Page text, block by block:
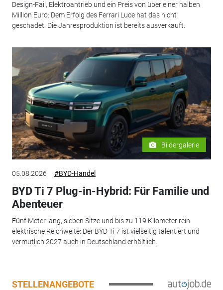
Design-Fail, Elektroantrieb und ein Preis von über einer halben
Million Euro: Dem Erfolg des Ferrari Luce hat das nicht
geschadet. Die Jahresproduktion ist bereits ausverkauft.
Bildergalerie
05.08.2026 #BYD-Handel
BYD Ti 7 Plug-in-Hybrid: Für Familie und
Abenteuer
Fünf Meter lang, sieben Sitze und bis zu 119 Kilometer rein
elektrische Reichweite: Der BYD Ti 7 ist vielseitig talentiert und
vermutlich 2027 auch in Deutschland erhältlich.
STELLENANGEBOTE